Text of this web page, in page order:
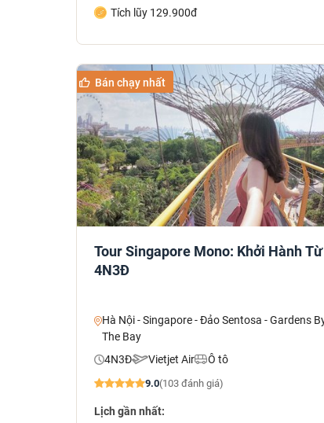
Tích lũy 129.900đ
Bán chạy nhất
Tour Singapore Mono: Khởi Hành
4N3Đ
Hà Nội - Singapore - Đảo Sentosa - Gardens
The Bay
4N3Đ
Vietjet Air Ô tô
9.0(103 đánh giá)
Lịch gần nhất: